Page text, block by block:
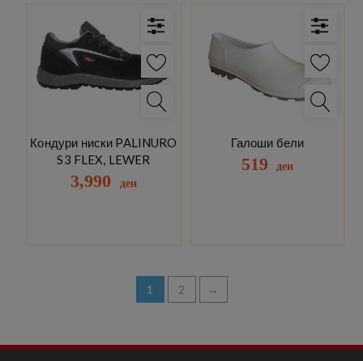
Кондури ниски PALINURO
S3 FLEX, LEWER
3,990 ден
Галоши бели
519 ден
1 2 →